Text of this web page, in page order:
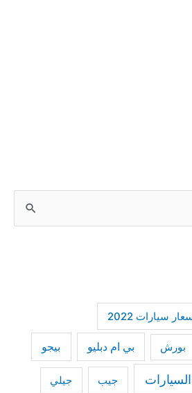
سيارات 2022
بورش بي ام دبليو بيجو
جيب جيلي